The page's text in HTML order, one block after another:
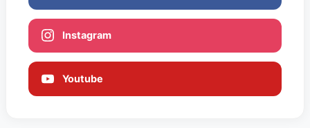
Instagram
Youtube